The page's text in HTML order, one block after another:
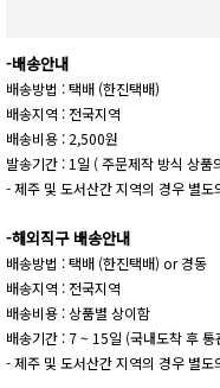
-배송안내
배송방법 : 택배 (한진택배)
배송지역 : 전국지역
배송비용 : 2,500원
발송기간 : 1일 ( 주문제작 방식 상
- 제주 및 도서산간 지역의 경우 별
-해외직구 배송안내
배송방법 : 택배 (한진택배) or 경동
배송지역 : 전국지역
배송비용 : 상품별 상이함
배송기간 : 7 ~ 15일 (국내도착 후
- 제주 및 도서산간 지역의 경우 별